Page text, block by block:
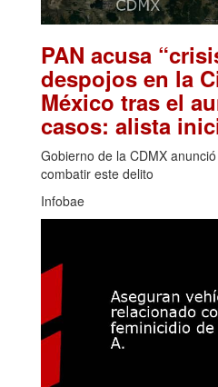
PAN acusa
despojos en la
México tras el
casos: alista
Gobierno de la CDMX
combatir este delito
Infobae